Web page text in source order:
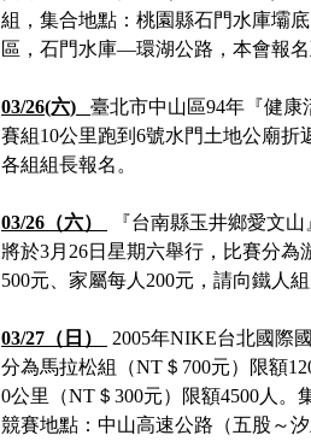
組，集合地點：桃園縣石門水庫壩
區，石門水庫—環湖公路，本會報
03/26(六) 臺北市中山區94年『健康
賽組10公里跑到6號水門土地公廟折
各組組長報名。
03/26（六）
『台南縣玉井鄉愛文
將於3月26日星期六舉行，比賽分
500元、家屬每人200元，請向鐵人
03/27（日）
2005年NIKE台北國際
分為馬拉松組（NT＄700元）限額
0公里（NT＄300元）限額4500人
競賽地點：中山高速公路（五股～